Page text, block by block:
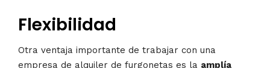
Flexibilidad
Otra ventaja importante de trabajar con una
empresa de alquiler de furgonetas es la amplía